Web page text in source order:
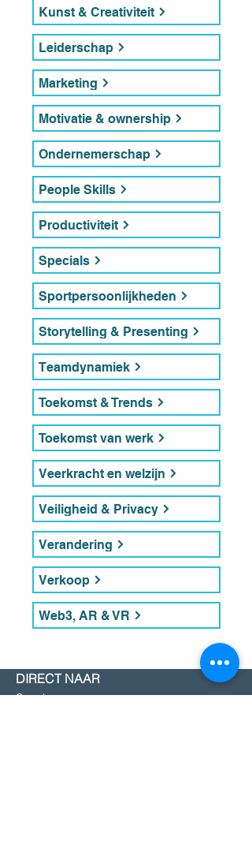
Kunst & Creativiteit
Leiderschap
Marketing
Motivatie & ownership
Ondernemerschap
People Skills
Productiviteit
Specials
Sportpersoonlijkheden
Storytelling & Presenting
Teamdynamiek
Toekomst & Trends
Toekomst van werk
Veerkracht en welzijn
Veiligheid & Privacy
Verandering
Verkoop
Web3, AR & VR
DIRECT NAAR
Sprekers